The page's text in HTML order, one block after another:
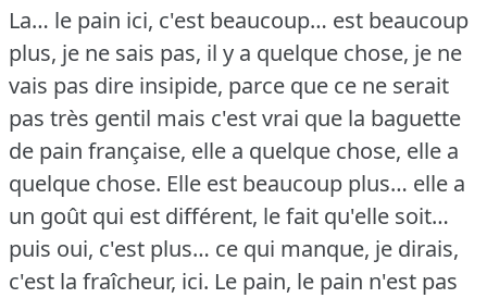
La… le pain ici, c'est beaucoup… est beaucoup
plus, je ne sais pas, il y a quelque chose, je ne
vais pas dire insipide, parce que ce ne serait
pas très gentil mais c'est vrai que la baguette
de pain française, elle a quelque chose, elle a
quelque chose. Elle est beaucoup plus… elle a
un goût qui est différent, le fait qu'elle soit…
puis oui, c'est plus… ce qui manque, je dirais,
c'est la fraîcheur, ici. Le pain, le pain n'est pas